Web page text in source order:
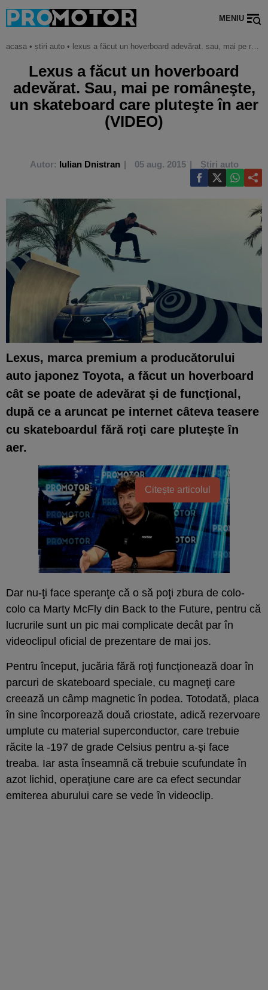
MENIU
acasa • știri auto • lexus a făcut un hoverboard adevărat. sau, mai pe româneşte, un skateboard care pluteşte în aer (video)
Lexus a făcut un hoverboard
adevărat. Sau, mai pe româneşte,
un skateboard care pluteşte în aer
(VIDEO)
Autor: Iulian Dnistran 05 aug. 2015 Știri auto
Lexus, marca premium a producătorului
auto japonez Toyota, a făcut un hoverboard
cât se poate de adevărat şi de funcţional,
după ce a aruncat pe internet câteva teasere
cu skateboardul fără roţi care pluteşte în
aer.
Citește articolul
Dar nu-ţi face speranţe că o să poţi zbura de colo-
colo ca Marty McFly din Back to the Future, pentru că
lucrurile sunt un pic mai complicate decât par în
videoclipul oficial de prezentare de mai jos.
Pentru început, jucăria fără roţi funcţionează doar în
parcuri de skateboard speciale, cu magneţi care
creează un câmp magnetic în podea. Totodată, placa
în sine încorporează două criostate, adică rezervoare
umplute cu material superconductor, care trebuie
răcite la -197 de grade Celsius pentru a-şi face
treaba. Iar asta înseamnă că trebuie scufundate în
azot lichid, operaţiune care are ca efect secundar
emiterea aburului care se vede în videoclip.